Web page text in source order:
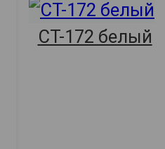
СТ-172 белый